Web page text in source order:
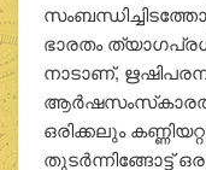
ഭാരതം
നാടാണ്,
ഒരിക്കലും
തുടര്‍ന്നിങ്ങോട്ട്